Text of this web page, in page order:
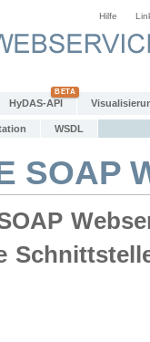
Hilfe
HyDAS-API
WSDL
SOAP